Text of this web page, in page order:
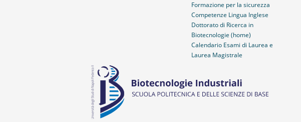
Formazione per la sicurezza
Competenze Lingua Inglese
Dottorato di Ricerca in
Biotecnologie (home)
Calendario Esami di Laurea e
Laurea Magistrale